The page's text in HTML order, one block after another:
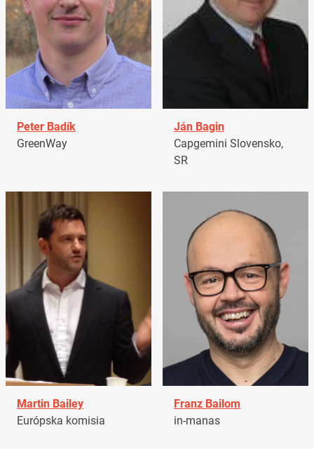
Peter Badík
GreenWay
Ján Bagin
Capgemini Slovensko,
SR
Martin Bailey
Európska komisia
Franz Bailom
in-manas